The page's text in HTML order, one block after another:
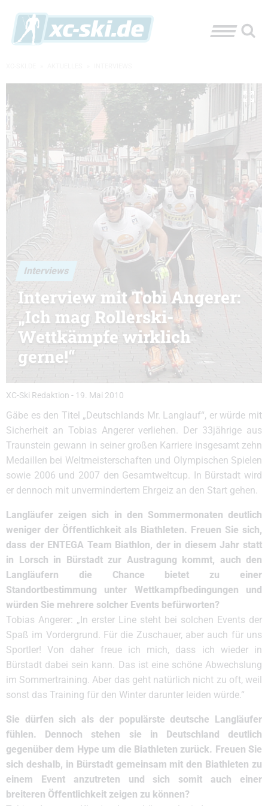
Interviews
Interview mit Tobi Angerer:
„Ich mag Rollerski-
Wettkämpfe wirklich
gerne!“
XC-Ski Redaktion - 19. Mai 2010
Gäbe es den Titel „Deutschlands Mr. Langlauf“, er würde mit
Sicherheit an Tobias Angerer verliehen. Der 33jährige aus
Traunstein gewann in seiner großen Karriere insgesamt zehn
Medaillen bei Weltmeisterschaften und Olympischen Spielen
sowie 2006 und 2007 den Gesamtweltcup. In Bürstadt wird
er dennoch mit unvermindertem Ehrgeiz an den Start gehen.
Langläufer zeigen sich in den Sommermonaten deutlich
weniger der Öffentlichkeit als Biathleten. Freuen Sie sich,
dass der ENTEGA Team Biathlon, der in diesem Jahr statt
in Lorsch in Bürstadt zur Austragung kommt, auch den
Langläufern die Chance bietet zu einer
Standortbestimmung unter Wettkampfbedingungen und
würden Sie mehrere solcher Events befürworten?
Tobias Angerer: „In erster Line steht bei solchen Events der
Spaß im Vordergrund. Für die Zuschauer, aber auch für uns
Sportler! Von daher freue ich mich, dass ich wieder in
Bürstadt dabei sein kann. Das ist eine schöne Abwechslung
im Sommertraining. Aber das geht natürlich nicht zu oft, weil
sonst das Training für den Winter darunter leiden würde.“
Sie dürfen sich als der populärste deutsche Langläufer
fühlen. Dennoch stehen sie in Deutschland deutlich
gegenüber dem Hype um die Biathleten zurück. Freuen Sie
sich deshalb, in Bürstadt gemeinsam mit den Biathleten zu
einem Event anzutreten und sich somit auch einer
breiteren Öffentlichkeit zeigen zu können?